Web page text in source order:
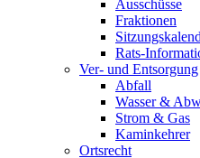
Ausschüsse
Fraktionen
Rats-
Ver- und Entsorgung
Abfall
Wasser &
Strom & Gas
Kaminkehrer
Ortsrecht